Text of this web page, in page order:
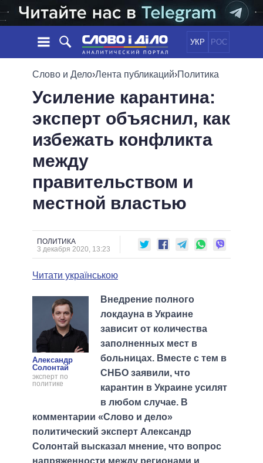
УКР РОС
НОВОСТИ
ЛЕНТА
СОБЫТИЯ
СТАТЬИ
ОБЗОРЫ
ДАЙДЖЕСТЫ
ПОЛИТИКА
ЭКОНОМИКА
ОБЩЕСТВО
МИР
ОБЕЩАНИЯ
ПОЛИТИКИ
ПРЕЗИДЕНТ И ОФИС
ВЕРХОВНАЯ РАДА
КАБИНЕТ МИНИСТРОВ
МЭРЫ
ВСЕ ПЕРСОНЫ
ИНФОГРАФИКА
ВИДЕО
ПОДДЕРЖАТЬ
СРАВНЕНИЕ ПОЛИТИКОВ
Слово и Дело›Лента публикаций›Политика
Усиление карантина:
эксперт объяснил, как
избежать конфликта
между
правительством и
местной властью
ПОЛИТИКА
3 декабря 2020, 13:23
Читати українською
Александр
Солонтай
эксперт по
политике
Внедрение полного
локдауна в Украине
зависит от количества
заполненных мест в
больницах. Вместе с тем в
СНБО заявили, что
карантин в Украине усилят
в любом случае. В
комментарии «Слово и дело»
политический эксперт Александр
Солонтай высказал мнение, что вопрос
напряженности между регионами и